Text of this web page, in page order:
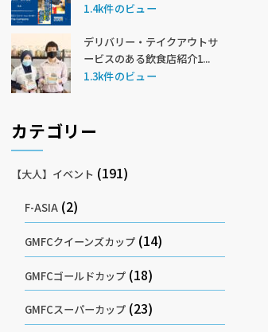
1.4k件のビュー
デリバリー・テイクアウトサ
ービスのある飲食店紹介1...
1.3k件のビュー
カテゴリー
【大人】イベント (191)
F-ASIA(2)
GMFCクイーンズカップ(14)
GMFCゴールドカップ(18)
GMFCスーパーカップ(23)